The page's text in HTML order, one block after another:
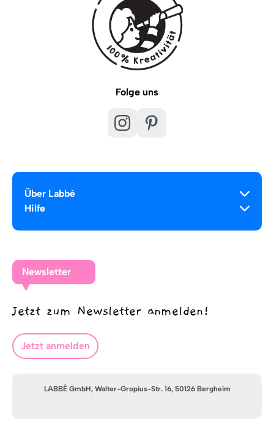
Folge uns
Über Labbé
Hilfe
Newsletter
Jetzt zum Newsletter anmelden!
Jetzt anmelden
LABBÉ GmbH, Walter-Gropius-Str. 16, 50126 Bergheim